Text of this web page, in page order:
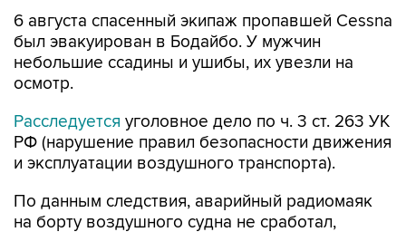
небольшие ссадины и ушибы, их увезли на
осмотр.
Расследуется
и эксплуатации воздушного транспорта).
По данным следствия, аварийный радиомаяк
сигналы бедствия экипаж не подавал.